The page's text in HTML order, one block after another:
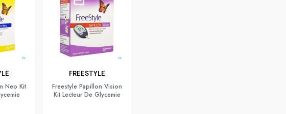
Neo Kit
FREESTYLE
Freestyle Papillon Vision
Kit Lecteur De Glycemie